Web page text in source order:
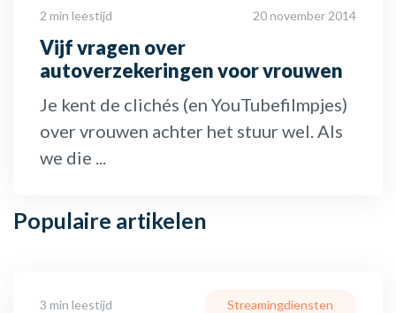
2 min leestijd 20 november 2014
Vijf vragen over
autoverzekeringen voor vrouwen
Je kent de clichés (en YouTubefilmpjes)
over vrouwen achter het stuur wel. Als
we die ...
Populaire artikelen
3 min leestijd Streamingdiensten